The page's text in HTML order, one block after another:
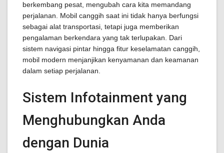
berkembang pesat, mengubah cara kita memandang
perjalanan. Mobil canggih saat ini tidak hanya berfungsi
sebagai alat transportasi, tetapi juga memberikan
pengalaman berkendara yang tak terlupakan. Dari
sistem navigasi pintar hingga fitur keselamatan canggih,
mobil modern menjanjikan kenyamanan dan keamanan
dalam setiap perjalanan.
Sistem Infotainment yang
Menghubungkan Anda
dengan Dunia